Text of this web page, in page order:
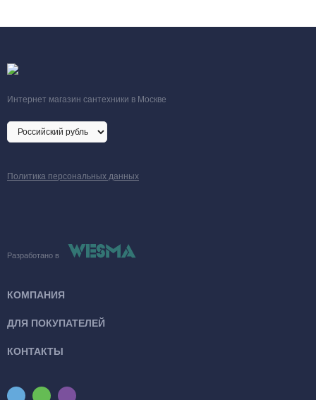
Интернет магазин сантехники в Москве
Политика персональных данных
Разработано в
КОМПАНИЯ
ДЛЯ ПОКУПАТЕЛЕЙ
КОНТАКТЫ